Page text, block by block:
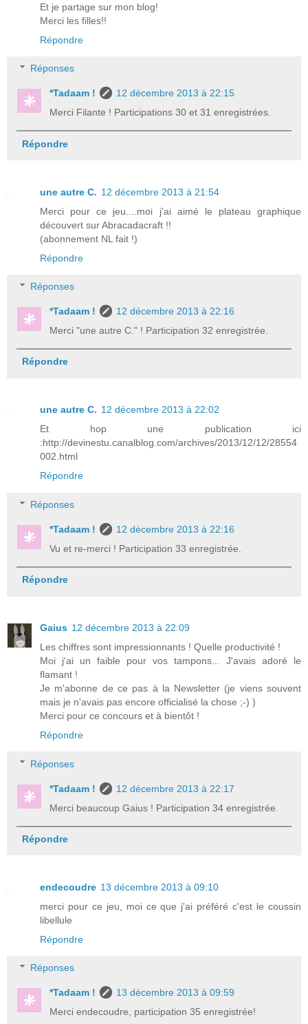
Et je partage sur mon blog!
Merci les filles!!
Répondre
Réponses
*Tadaam !
12 décembre 2013 à 22:15
Merci Filante ! Participations 30 et 31 enregistrées.
Répondre
une autre C. 12 décembre 2013 à 21:54
Merci pour ce jeu....moi j'ai aimé le plateau graphique
découvert sur Abracadacraft !!
(abonnement NL fait !)
Répondre
Réponses
*Tadaam !
12 décembre 2013 à 22:16
Merci "une autre C." ! Participation 32 enregistrée.
Répondre
une autre C. 12 décembre 2013 à 22:02
Et hop une publication ici
:http://devinestu.canalblog.com/archives/2013/12/12/28554
002.html
Répondre
Réponses
*Tadaam !
12 décembre 2013 à 22:16
Vu et re-merci ! Participation 33 enregistrée.
Répondre
Gaius 12 décembre 2013 à 22:09
Les chiffres sont impressionnants ! Quelle productivité !
Moi j'ai un faible pour vos tampons... J'avais adoré le
flamant !
Je m'abonne de ce pas à la Newsletter (je viens souvent
mais je n'avais pas encore officialisé la chose ;-) )
Merci pour ce concours et à bientôt !
Répondre
Réponses
*Tadaam !
12 décembre 2013 à 22:17
Merci beaucoup Gaius ! Participation 34 enregistrée.
Répondre
endecoudre 13 décembre 2013 à 09:10
merci pour ce jeu, moi ce que j'ai préféré c'est le coussin
libellule
Répondre
Réponses
*Tadaam !
13 décembre 2013 à 09:59
Merci endecoudre, participation 35 enregistrée!